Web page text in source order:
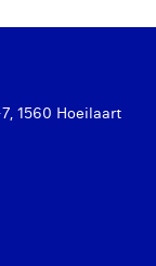
1560 Hoeilaart